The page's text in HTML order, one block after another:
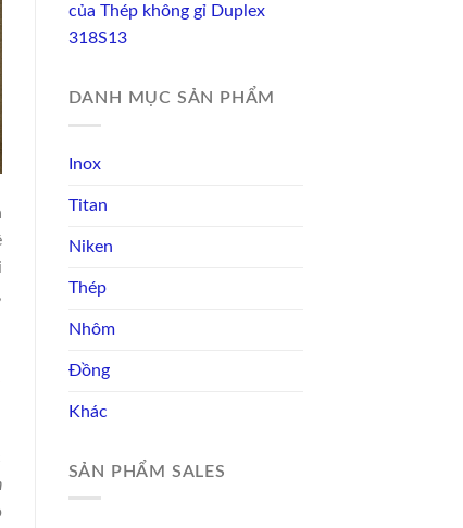
của Thép không gỉ Duplex
318S13
DANH MỤC SẢN PHẨM
Inox
Titan
Niken
Thép
Nhôm
Đồng
Khác
SẢN PHẨM SALES